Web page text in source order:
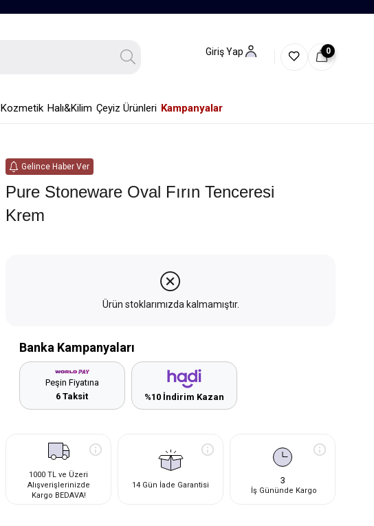
Giriş Yap 0
Kozmetik Halı&Kilim Çeyiz Ürünleri Kampanyalar
Gelince Haber Ver
Pure Stoneware Oval Fırın Tenceresi
Krem
Ürün stoklarımızda kalmamıştır.
Banka Kampanyaları
Peşin Fiyatına
6 Taksit
%10 İndirim Kazan
1000 TL ve Üzeri
Alışverişlerinizde
Kargo BEDAVA!
14 Gün İade Garantisi 3
İş Gününde Kargo